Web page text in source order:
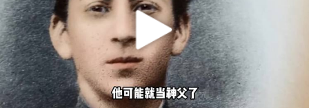
白海豚逼近浙闽沿海
00:00